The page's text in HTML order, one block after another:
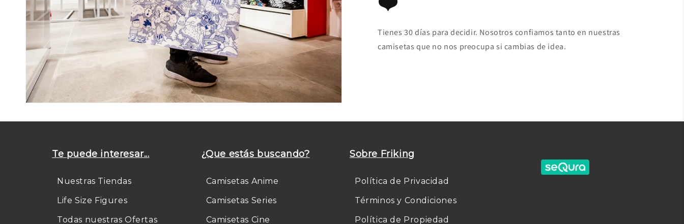
Tienes 30 días para decidir. Nosotros confiamos tanto en nuestras
camisetas que no nos preocupa si cambias de idea.
Te puede interesar...
Nuestras Tiendas
Life Size Figures
Todas nuestras Ofertas
¿Que estás buscando?
Camisetas Anime
Camisetas Series
Camisetas Cine
Sobre Friking
Política de Privacidad
Términos y Condiciones
Política de Propiedad